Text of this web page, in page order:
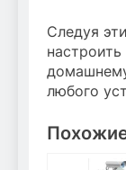
Следуя
любого